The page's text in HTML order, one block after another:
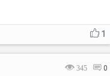
1
345 0